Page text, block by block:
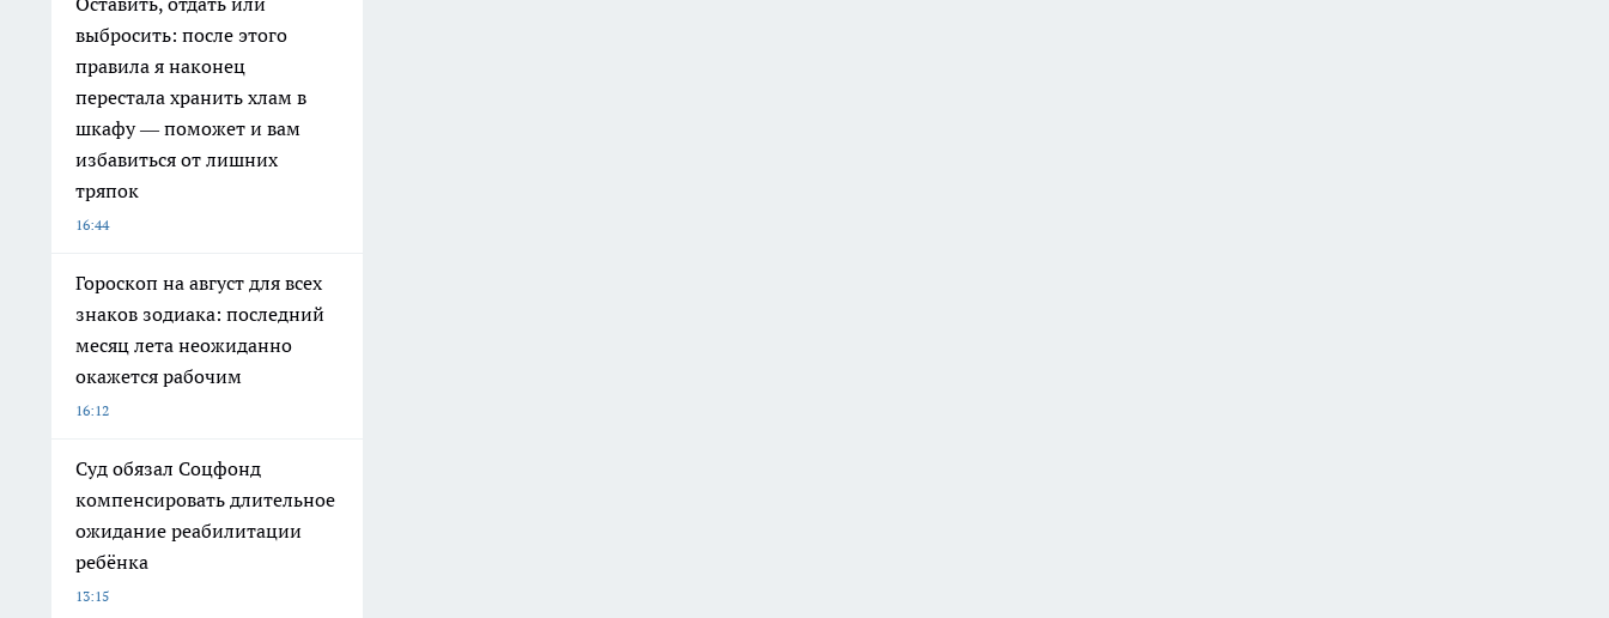
выбросить: после этого
правила я наконец
перестала хранить хлам в
шкафу — поможет и вам
избавиться от лишних
тряпок
16:44
Гороскоп на август для всех
знаков зодиака: последний
месяц лета неожиданно
окажется рабочим
16:12
Суд обязал Соцфонд
компенсировать длительное
ожидание реабилитации
ребёнка
13:15